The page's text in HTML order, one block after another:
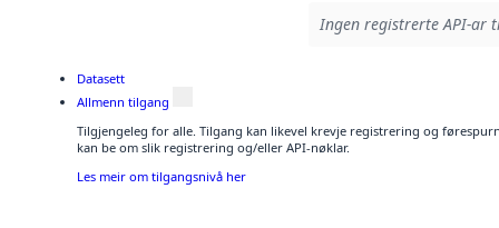
Ingen registrerte API-ar
Datasett
Allmenn tilgang
Tilgjengeleg for alle. Tilgang kan likevel krevje registrering og
kan be om slik registrering og/eller API-nøklar.
Les meir om tilgangsnivå her